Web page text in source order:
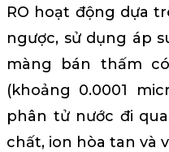
RO hoạt động dựa
ngược, sử dụng áp
màng bán thấm
(khoảng 0.0001
phân tử nước đi
chất, ion hòa tan và